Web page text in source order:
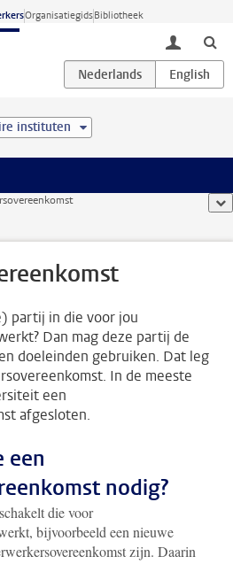
OrganisatiegidsBibliotheek
toggle
instituten
partij in die voor jou
Dan mag deze partij de
doeleinden gebruiken. Dat leg
In de meeste
een
afgesloten.
een
nodig?
die voor
bijvoorbeeld een nieuwe
zijn. Daarin